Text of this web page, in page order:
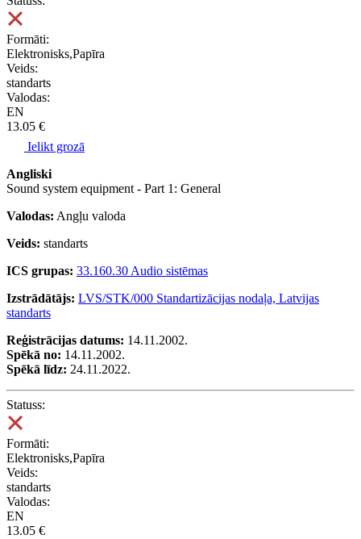
Formāti:
Elektronisks,Papīra
Veids:
standarts
Valodas:
EN
13.05 €
Ielikt grozā
Angliski
Sound system equipment - Part 1: General
Valodas: Angļu valoda
Veids: standarts
ICS grupas: 33.160.30 Audio sistēmas
Izstrādātājs: LVS/STK/000 Standartizācijas nodaļa, Latvijas
standarts
Reģistrācijas datums: 14.11.2002.
Spēkā no: 14.11.2002.
Spēkā līdz: 24.11.2022.
Statuss:
Formāti:
Elektronisks,Papīra
Veids:
standarts
Valodas:
EN
13.05 €